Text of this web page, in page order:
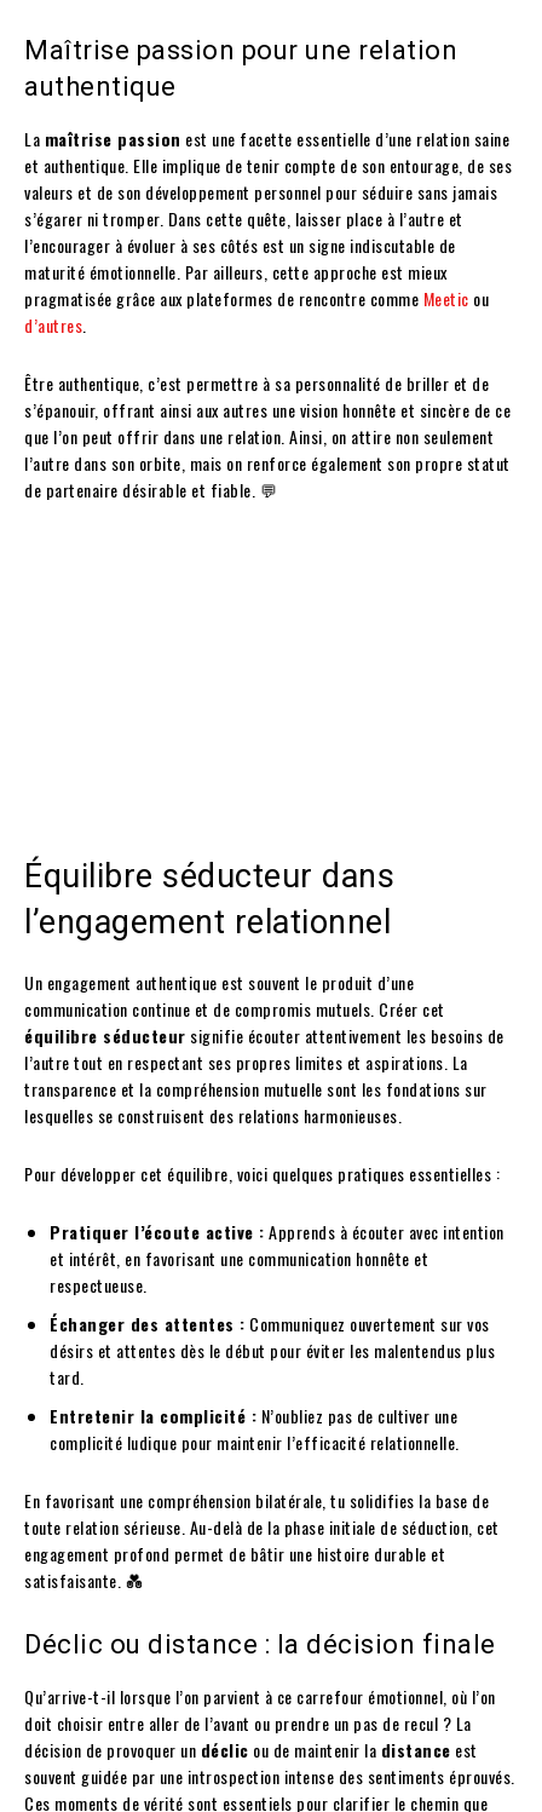
Maîtrise passion pour une relation
authentique
La maîtrise passion est une facette essentielle d’une relation saine
et authentique. Elle implique de tenir compte de son entourage, de ses
valeurs et de son développement personnel pour séduire sans jamais
s’égarer ni tromper. Dans cette quête, laisser place à l’autre et
l’encourager à évoluer à ses côtés est un signe indiscutable de
maturité émotionnelle. Par ailleurs, cette approche est mieux
pragmatisée grâce aux plateformes de rencontre comme Meetic ou
d’autres
Être authentique, c’est permettre à sa personnalité de briller et de
s’épanouir, offrant ainsi aux autres une vision honnête et sincère de ce
que l’on peut offrir dans une relation. Ainsi, on attire non seulement
l’autre dans son orbite, mais on renforce également son propre statut
de partenaire désirable et fiable. 💬
Équilibre séducteur dans
l’engagement relationnel
Un engagement authentique est souvent le produit d’une
communication continue et de compromis mutuels. Créer cet
équilibre séducteur signifie écouter attentivement les besoins de
l’autre tout en respectant ses propres limites et aspirations. La
transparence et la compréhension mutuelle sont les fondations sur
lesquelles se construisent des relations harmonieuses.
Pour développer cet équilibre, voici quelques pratiques essentielles :
Pratiquer l’écoute active :Apprends à écouter avec intention
et intérêt, en favorisant une communication honnête et
respectueuse.
Échanger des attentes : Communiquez ouvertement sur vos
désirs et attentes dès le début pour éviter les malentendus plus
tard.
Entretenir la complicité : N’oubliez pas de cultiver une
complicité ludique pour maintenir l’efficacité relationnelle.
En favorisant une compréhension bilatérale, tu solidifies la base de
toute relation sérieuse. Au-delà de la phase initiale de séduction, cet
engagement profond permet de bâtir une histoire durable et
satisfaisante. 💑
Déclic ou distance : la décision finale
Qu’arrive-t-il lorsque l’on parvient à ce carrefour émotionnel, où l’on
doit choisir entre aller de l’avant ou prendre un pas de recul ? La
décision de provoquer un déclic ou de maintenir la distance est
souvent guidée par une introspection intense des sentiments éprouvés.
Ces moments de vérité sont essentiels pour clarifier le chemin que